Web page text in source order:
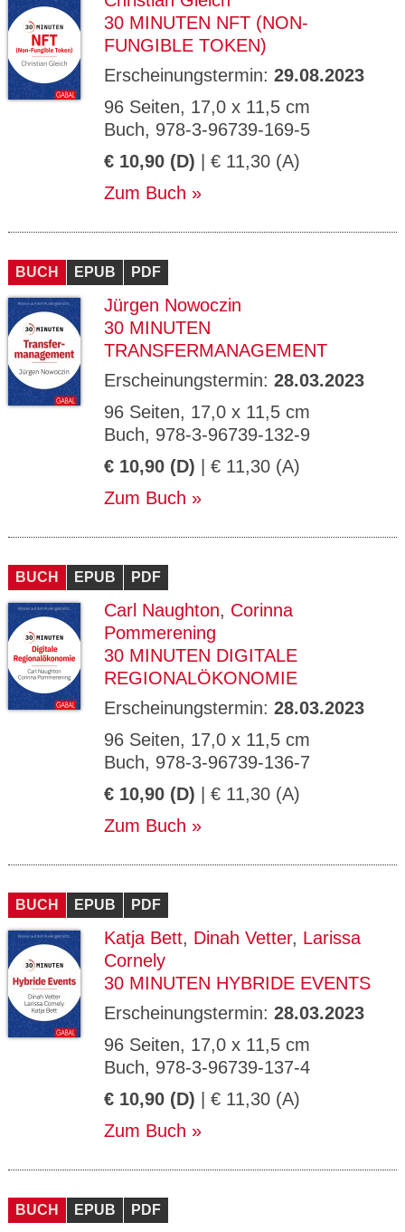
30 MINUTEN NFT (NON-
FUNGIBLE TOKEN)
Erscheinungstermin: 29.08.2023
96 Seiten, 17,0 x 11,5 cm
Buch, 978-3-96739-169-5
€ 10,90 (D) | € 11,30 (A)
Zum Buch
BUCH EPUB PDF
Jürgen Nowoczin
30 MINUTEN
TRANSFERMANAGEMENT
Erscheinungstermin: 28.03.2023
96 Seiten, 17,0 x 11,5 cm
Buch, 978-3-96739-132-9
€ 10,90 (D) | € 11,30 (A)
Zum Buch
BUCH EPUB PDF
Carl Naughton, Corinna
Pommerening
30 MINUTEN DIGITALE
REGIONALÖKONOMIE
Erscheinungstermin: 28.03.2023
96 Seiten, 17,0 x 11,5 cm
Buch, 978-3-96739-136-7
€ 10,90 (D) | € 11,30 (A)
Zum Buch
BUCH EPUB PDF
Katja Bett, Dinah Vetter, Larissa
Cornely
30 MINUTEN HYBRIDE EVENTS
Erscheinungstermin: 28.03.2023
96 Seiten, 17,0 x 11,5 cm
Buch, 978-3-96739-137-4
€ 10,90 (D) | € 11,30 (A)
Zum Buch
BUCH EPUB PDF